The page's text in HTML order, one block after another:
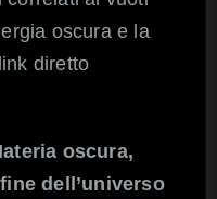
oscura e la
diretto
oscura,
dell’universo